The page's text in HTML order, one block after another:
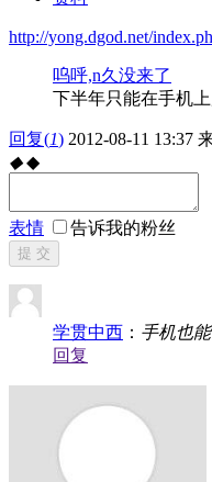
http://yong.dgod.net/
呜呼,n久没来了
下半年只能在手机
回复(1) 2012-08-11 13:37
◆ ◆
表情 告诉我的粉丝
提 交
学贯中西 ： 手机也
回复